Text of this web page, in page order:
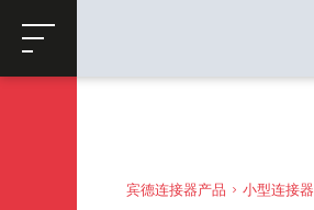
购物车
宾德连接器产品 小型连接器